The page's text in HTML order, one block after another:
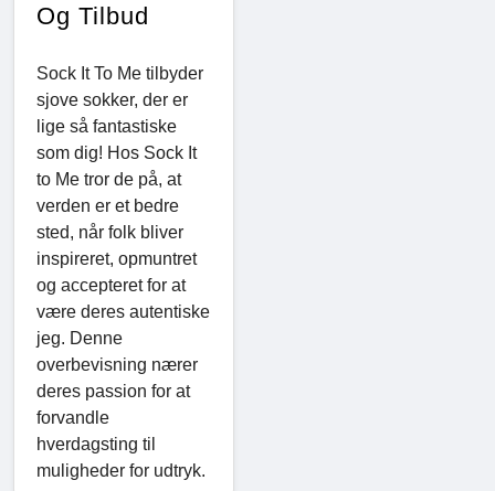
Og Tilbud
Sock It To Me tilbyder
sjove sokker, der er
lige så fantastiske
som dig! Hos Sock It
to Me tror de på, at
verden er et bedre
sted, når folk bliver
inspireret, opmuntret
og accepteret for at
være deres autentiske
jeg. Denne
overbevisning nærer
deres passion for at
forvandle
hverdagsting til
muligheder for udtryk.